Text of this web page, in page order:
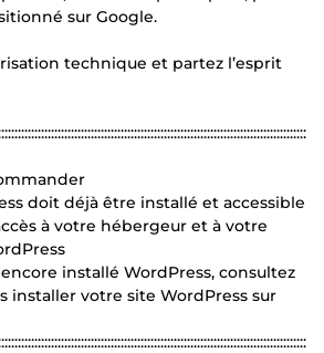
sur Google.
technique et partez l’esprit
doit déjà être installé et accessible
à votre hébergeur et à votre
encore installé WordPress, consultez
installer votre site WordPress sur